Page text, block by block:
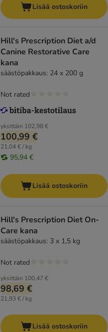
Lisää ostoskoriin
Hill's Prescription Diet a/d
Canine Restorative Care
kana
säästöpakkaus: 24 x 200 g
yksittäin 102,98 €
100,99 €
21,04 € / kg
95,94 €
Not rated
Lisää ostoskoriin
Hill's Prescription Diet On-
Care kana
säästöpakkaus: 3 x 1,5 kg
yksittäin 100,47 €
98,69 €
21,93 € / kg
Not rated
Lisää ostoskoriin